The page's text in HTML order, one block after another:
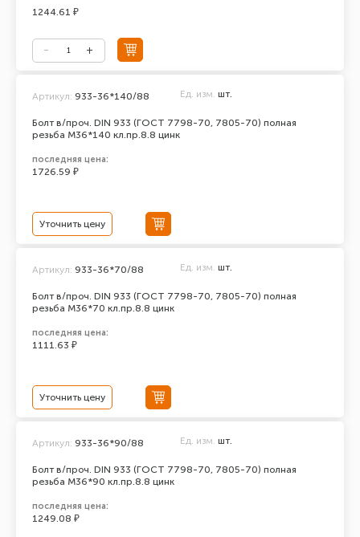
1244.61 ₽
Болт в/проч. DIN 933 (ГОСТ 7798-70, 7805-70) полная
резьба М36*140 кл.пр.8.8 цинк
Артикул: 933-36*140/88 Ед. изм. шт.
последняя цена:
1726.59 ₽
Уточнить цену
Болт в/проч. DIN 933 (ГОСТ 7798-70, 7805-70) полная
резьба М36*70 кл.пр.8.8 цинк
Артикул: 933-36*70/88 Ед. изм. шт.
последняя цена:
1111.63 ₽
Уточнить цену
Болт в/проч. DIN 933 (ГОСТ 7798-70, 7805-70) полная
резьба М36*90 кл.пр.8.8 цинк
Артикул: 933-36*90/88 Ед. изм. шт.
последняя цена:
1249.08 ₽